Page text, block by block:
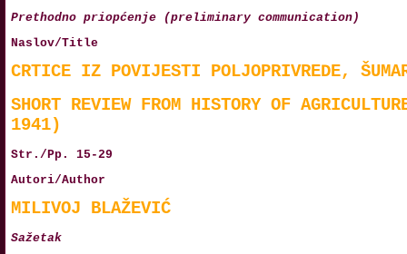
Prethodno priopćenje (preliminary communication)
Naslov/Title
CRTICE IZ POVIJESTI POLJOPRIVREDE,
SHORT REVIEW FROM HISTORY OF
1941)
Str./Pp. 15-29
Autori/Author
MILIVOJ BLAŽEVIĆ
Sažetak